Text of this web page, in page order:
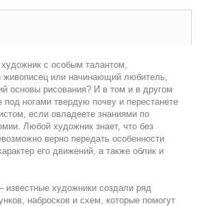
с особым талантом,
или начинающий любитель,
основы рисования? И в том и в другом
под ногами твердую почву и перестанете
если овладеете знаниями по
Любой художник знает, что без
верно передать особенности
его движений, а также облик и
известные художники создали ряд
набросков и схем, которые помогут